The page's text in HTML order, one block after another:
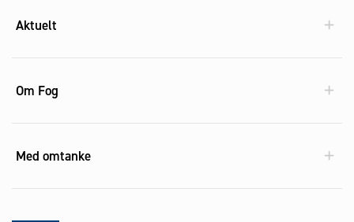
Aktuelt
Om Fog
Med omtanke